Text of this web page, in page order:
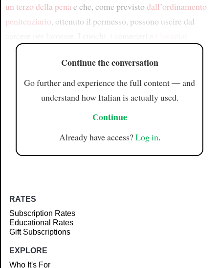
un terzo della penae che, come previstodall’ordinamento
penitenziario, ottenuto il permesso, possono uscire dal
Continue the conversation
Go further and experience the full content — and
understand how Italian is actually used.
Continue
Already have access?Log in.
RATES
Subscription Rates
Educational Rates
Gift Subscriptions
EXPLORE
Who It's For